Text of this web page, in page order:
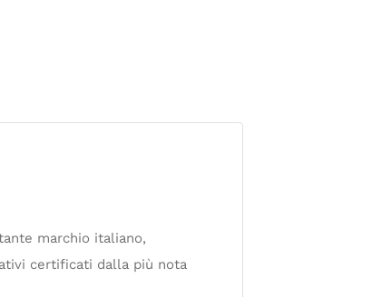
marchio italiano,
certificati dalla più nota